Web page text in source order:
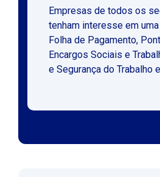
Empresas de todos os
tenham interesse em
Folha de Pagamento,
Encargos Sociais e
e Segurança do Trabalho